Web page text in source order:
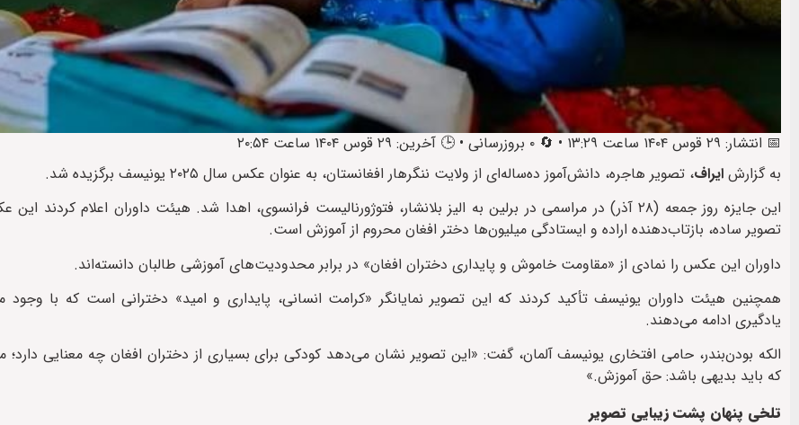
📅 انتشار: ۲۹ قوس ۱۴۰۴ ساعت ۱۳:۲۹ • 🔄 ۰ بروزرسانی • 🕒 آخرین: ۲۹ قوس ۱۴۰۴ ساعت ۲۰:۵۴
به گزارش ایراف، تصویر هاجره، دانش‌آموز ده‌ساله‌ای از ولایت ننگرهار افغانستان، به عنوان عکس سال ۲۰۲۵ یونیسف برگزیده شد.
این جایزه روز جمعه (۲۸ آذر) در مراسمی در برلین به الیز بلانشار، فتوژورنالیست فرانسوی، اهدا شد. هیئت داوران اعلام کردند
تصویر ساده، بازتاب‌دهنده اراده و ایستادگی میلیون‌ها دختر افغان محروم از آموزش است.
داوران این عکس را نمادی از «مقاومت خاموش و پایداری دختران افغان» در برابر محدودیت‌های آموزشی طالبان دانسته‌اند.
همچنین هیئت داوران یونیسف تأکید کردند که این تصویر نمایانگر «کرامت انسانی، پایداری و امید» دخترانی است که با وجود
یادگیری ادامه می‌دهند.
الکه بودن‌بندر، حامی افتخاری یونیسف آلمان، گفت: «این تصویر نشان می‌دهد کودکی برای بسیاری از دختران افغان چه معنایی دارد؛
که باید بدیهی باشد: حق آموزش.»
تلخی پنهان پشت زیبایی تصویر